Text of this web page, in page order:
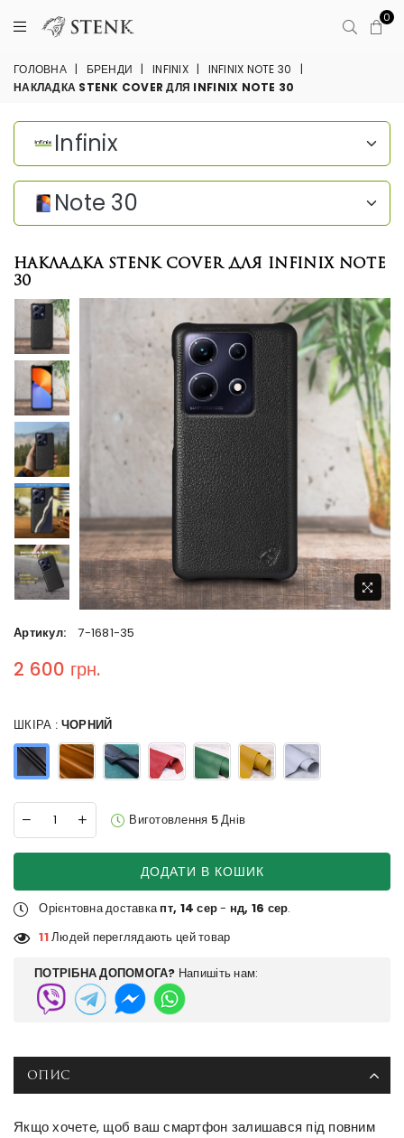
0
ГОЛОВНА | БРЕНДИ | INFINIX | INFINIX NOTE 30
|
НАКЛАДКА STENK COVER ДЛЯ INFINIX NOTE 30
Накладка Stenk Cover для Infinix Note
30
Infinix
Note 30
Артикул: 7-1681-35
Regular price
2 600 грн.
ШКІРА : ЧОРНИЙ
Виготовлення 5 Днів
ДОДАТИ В КОШИК
Орієнтовна доставкапт, 14 сер- нд, 16 сер.
11Людей переглядають цей товар
ПОТРІБНА ДОПОМОГА? Напишіть нам:
ОПИС
Якщо хочете, щоб ваш смартфон залишався під повним